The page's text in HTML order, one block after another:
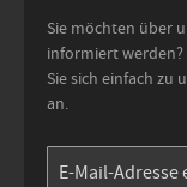
Sie möchten über
informiert
Sie sich einfach zu
an.